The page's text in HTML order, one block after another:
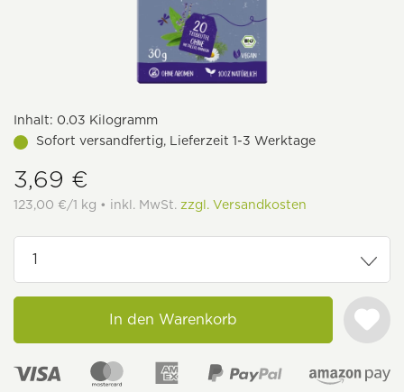
Inhalt: 0.03 Kilogramm
Sofort versandfertig, Lieferzeit 1-3 Werktage
3,69 €
123,00 €/1 kg • inkl. MwSt. zzgl. Versandkosten
In den Warenkorb